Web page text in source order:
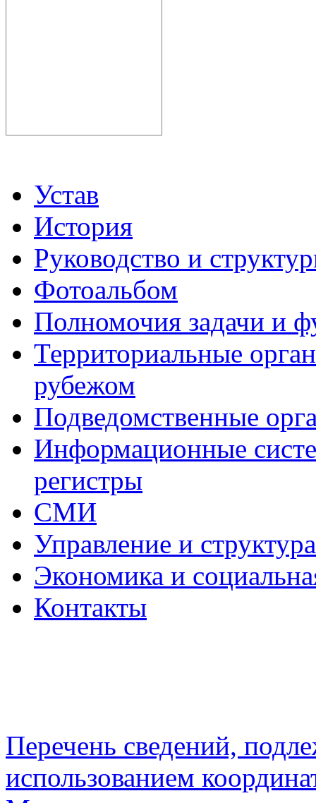
Устав
История
Руководство и
Фотоальбом
Полномочия задачи и
Территориальные
рубежом
Подведомственные
Информационные
регистры
СМИ
Управление и
Экономика и
Контакты
Перечень сведений,
использованием